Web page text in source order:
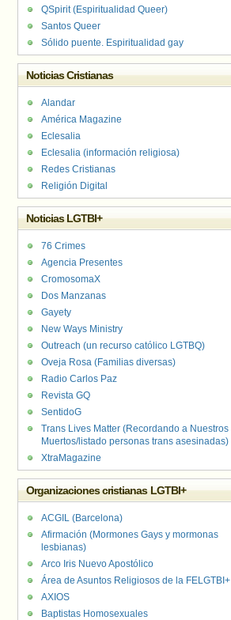
QSpirit (Espiritualidad Queer)
Santos Queer
Sólido puente. Espiritualidad gay
Noticias Cristianas
Alandar
América Magazine
Eclesalia
Eclesalia (información religiosa)
Redes Cristianas
Religión Digital
Noticias LGTBI+
76 Crimes
Agencia Presentes
CromosomaX
Dos Manzanas
Gayety
New Ways Ministry
Outreach (un recurso católico LGTBQ)
Oveja Rosa (Familias diversas)
Radio Carlos Paz
Revista GQ
SentidoG
Trans Lives Matter (Recordando a Nuestros
Muertos/listado personas trans asesinadas)
XtraMagazine
Organizaciones cristianas LGTBI+
ACGIL (Barcelona)
Afirmación (Mormones Gays y mormonas
lesbianas)
Arco Iris Nuevo Apostólico
Área de Asuntos Religiosos de la FELGTBI+
AXIOS
Baptistas Homosexuales